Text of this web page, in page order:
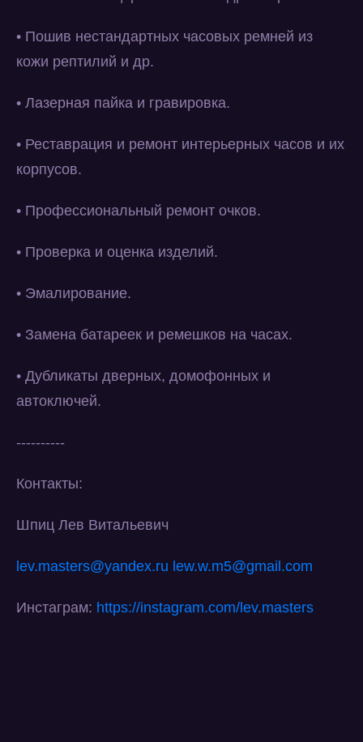
• Пошив нестандартных часовых ремней из
кожи рептилий и др.
• Лазерная пайка и гравировка.
• Реставрация и ремонт интерьерных часов и их
корпусов.
• Профессиональный ремонт очков.
• Проверка и оценка изделий.
• Эмалирование.
• Замена батареек и ремешков на часах.
• Дубликаты дверных, домофонных и
автоключей.
----------
Контакты:
Шпиц Лев Витальевич
lev.masters@yandex.ru lew.w.m5@gmail.com
Инстаграм: https://instagram.com/lev.masters